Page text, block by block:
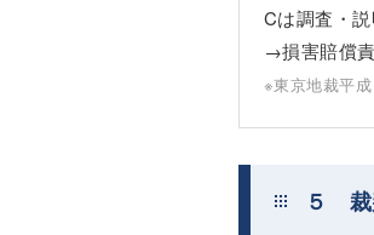
Cは調査・
→損害賠償
※東京地裁平
５ 裁